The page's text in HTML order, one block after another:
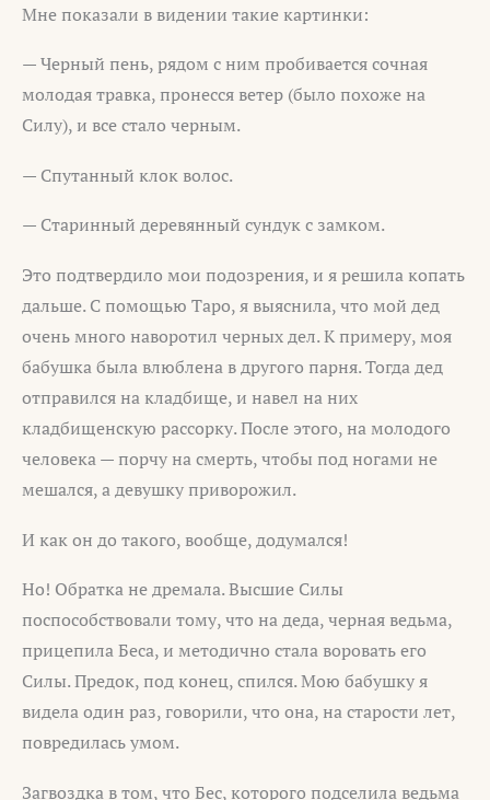
Мне показали в видении такие картинки:
— Черный пень, рядом с ним пробивается сочная
молодая травка, пронесся ветер (было похоже на
Силу), и все стало черным.
— Спутанный клок волос.
— Старинный деревянный сундук с замком.
Это подтвердило мои подозрения, и я решила копать
дальше. С помощью Таро, я выяснила, что мой дед
очень много наворотил черных дел. К примеру, моя
бабушка была влюблена в другого парня. Тогда дед
отправился на кладбище, и навел на них
кладбищенскую рассорку. После этого, на молодого
человека — порчу на смерть, чтобы под ногами не
мешался, а девушку приворожил.
И как он до такого, вообще, додумался!
Но! Обратка не дремала. Высшие Силы
поспособствовали тому, что на деда, черная ведьма,
прицепила Беса, и методично стала воровать его
Силы. Предок, под конец, спился. Мою бабушку я
видела один раз, говорили, что она, на старости лет,
повредилась умом.
Загвоздка в том, что Бес, которого подселила ведьма